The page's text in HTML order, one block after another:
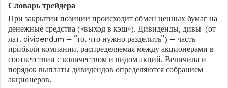
Словарь трейдера
При закрытии позиции происходит обмен ценных бумаг на
денежные средства («выход в кэш»). Дивиденды, дивы (от
лат. dividendum — “то, что нужно разделить”) — часть
прибыли компании, распределяемая между акционерами в
соответствии с количеством и видом акций. Величина и
порядок выплаты дивидендов определяются собранием
акционеров.